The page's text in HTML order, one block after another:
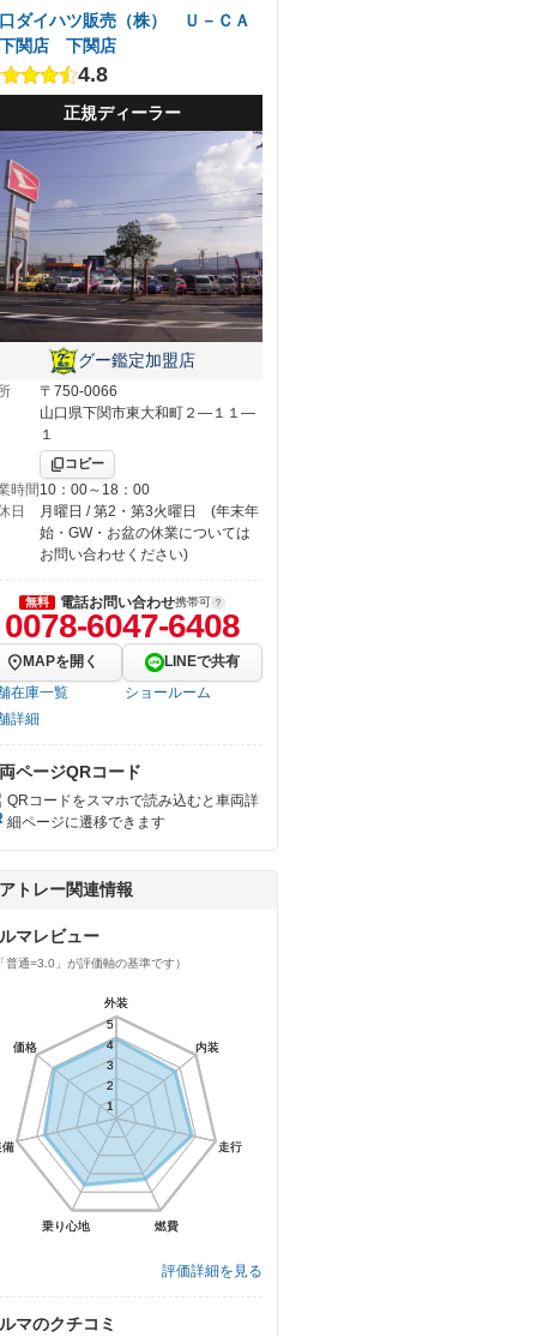
ダイハツ販売（株） Ｕ－ＣＡ
下関店 下関店
4.8
正規ディーラー
グー鑑定加盟店
〒750-0066
山口県下関市東大和町２―１１―
１
コピー
時間10：00～18：00
日
月曜日 / 第2・第3火曜日 (年末年
始・GW・お盆の休業については
お問い合わせください)
無料 電話お問い合わせ携帯可
0078-6047-6408
MAPを開く
LINEで共有
在庫一覧
ショールーム
詳細
ページQRコード
QRコードをスマホで読み込むと車両詳
細ページに遷移できます
アトレー関連情報
マレビュー
普通=3.0」が評価軸の基準です）
外装
内装
走行
燃費
乗り心地
備
価格
1
2
3
4
5
外装
内装
走行
燃費
乗り心地
備
価格
1
2
3
4
5
評価詳細を見る
マのクチコミ